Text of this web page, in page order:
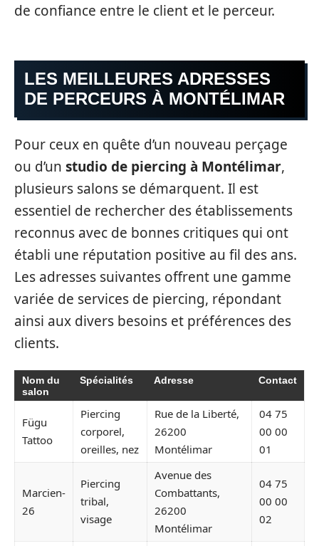
de confiance entre le client et le perceur.
LES MEILLEURES ADRESSES
DE PERCEURS À MONTÉLIMAR
Pour ceux en quête d’un nouveau perçage
ou d’un studio de piercing à Montélimar,
plusieurs salons se démarquent. Il est
essentiel de rechercher des établissements
reconnus avec de bonnes critiques qui ont
établi une réputation positive au fil des ans.
Les adresses suivantes offrent une gamme
variée de services de piercing, répondant
ainsi aux divers besoins et préférences des
clients.
Nom du
salon
Spécialités Adresse Contact
Fügu
Tattoo
Piercing
corporel,
oreilles, nez
Rue de la Liberté,
26200
Montélimar
04 75
00 00
01
Marcien-
26
Piercing
tribal,
visage
Avenue des
Combattants,
26200
Montélimar
04 75
00 00
02